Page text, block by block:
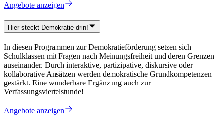
Angebote anzeigen
Hier steckt Demokratie drin!
In diesen Programmen zur Demokratieförderung setzen sich
Schulklassen mit Fragen nach Meinungsfreiheit und deren Grenzen
auseinander. Durch interaktive, partizipative, diskursive oder
kollaborative Ansätzen werden demokratische Grundkompetenzen
gestärkt. Eine wunderbare Ergänzung auch zur
Verfassungsviertelstunde!
Angebote anzeigen